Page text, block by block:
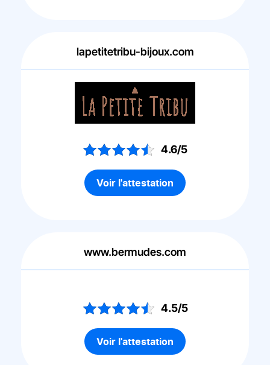
lapetitetribu-bijoux.com
4.6/5
Voir l'attestation
www.bermudes.com
4.5/5
Voir l'attestation